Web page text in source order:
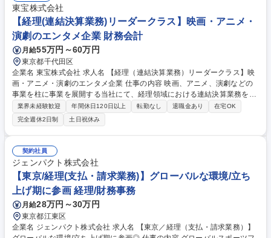
のマネジメント体制強化。現在は会計事務所へ委託している業務を内製化
し、強固な組織を構築するフェーズです。 募集職種 江東区【経理管理
職】IPO準備/体制構築/年収800万可/グローバル展開
東宝株式会社
【経理(連結決算業務)リーダークラス】映画・アニメ・
演劇のエンタメ企業 財務会計
月給55万円～60万円
東京都千代田区
企業名 東宝株式会社 求人名 【経理（連結決算業務）リーダークラス】映
画・アニメ・演劇のエンタメ企業 仕事の内容 映画、アニメ、演劇などの
事業を柱に事業を展開する当社にて、経理領域における連結決算業務をお
任せします。※リーダークラス採用です。 連結財務諸表作成、有価証券報
告書・決算短信作成、取締役会・経営会議資料作成、などをご担当いただ
きます。 近年海外やアニメ関連の取引が増加しその内容も複雑化していま
す。こうした状況下で会計の専門家に求められる役割と仕事の付加価値は
増加しています。これからの東宝の成長を会計の領域から支え、ともに歩
んでくれる仲間を募集いたします。 募集職種 【経理（連結決算業務）リ
ーダークラス】映画・アニメ・演劇のエンタメ企業
業界未経験歓迎 年間休日120日以上 転勤なし 退職金あり
在宅OK
完全週休2日制
土日祝休み
契約社員
ジェンパクト株式会社
【東京/経理(支払・請求業務)】グローバルな環境/立ち
上げ期に参画 経理/財務事務
月給28万円～30万円
東京都江東区
企業名 ジェンパクト株式会社 求人名 【東京／経理（支払・請求業務）】